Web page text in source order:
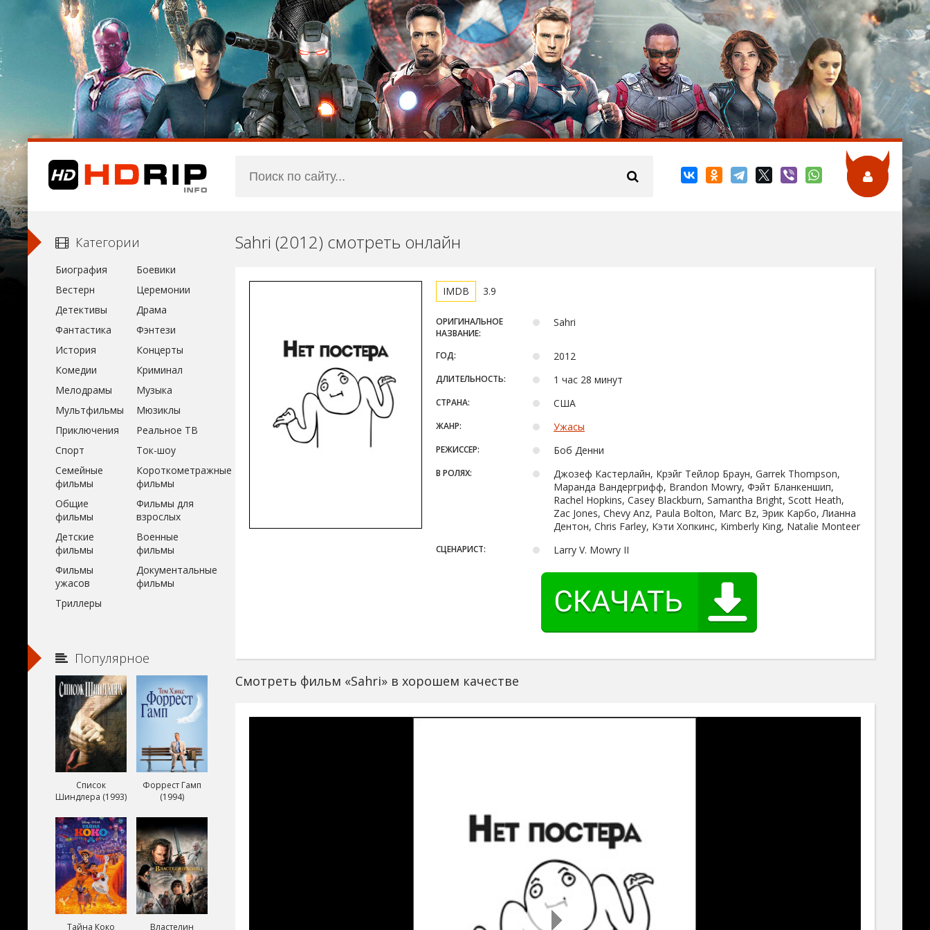
Sahri (2012) смотреть онлайн
3.9
ОРИГИНАЛЬНОЕ
НАЗВАНИЕ:
Sahri
ГОД: 2012
ДЛИТЕЛЬНОСТЬ: 1 час 28 минут
СТРАНА: США
ЖАНР: Ужасы
РЕЖИССЕР: Боб Денни
В РОЛЯХ:
Джозеф Кастерлайн, Крэйг Тейлор Браун, Garrek Thompson,
Маранда Вандергрифф, Brandon Mowry, Фэйт Бланкеншип,
Rachel Hopkins, Casey Blackburn, Samantha Bright, Scott Heath,
Zac Jones, Chevy Anz, Paula Bolton, Marc Bz, Эрик Карбо, Лианна
Дентон, Chris Farley, Кэти Хопкинс, Kimberly King, Natalie Monteer
СЦЕНАРИСТ: Larry V. Mowry II
Смотреть фильм «Sahri» в хорошем качестве
Категории
Биография
Боевики
Вестерн
Церемонии
Детективы
Драма
Фантастика
Фэнтези
История
Концерты
Комедии
Криминал
Мелодрамы
Музыка
Мультфильмы
Мюзиклы
Приключения
Реальное ТВ
Спорт
Ток-шоу
Семейные
фильмы
Короткометражные
фильмы
Общие
фильмы
Фильмы для
взрослых
Детские
фильмы
Военные
фильмы
Фильмы
ужасов
Документальные
фильмы
Триллеры
Популярное
Список
Шиндлера (1993)
Форрест Гамп
(1994)
Тайна Коко
Властелин